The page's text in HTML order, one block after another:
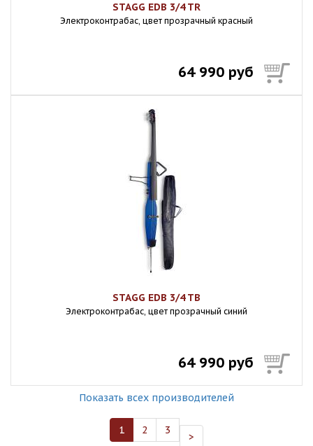
STAGG EDB 3/4 TR
Электроконтрабас, цвет прозрачный красный
64 990 руб
STAGG EDB 3/4 TB
Электроконтрабас, цвет прозрачный синий
64 990 руб
Показать всех производителей
1 2 3
>